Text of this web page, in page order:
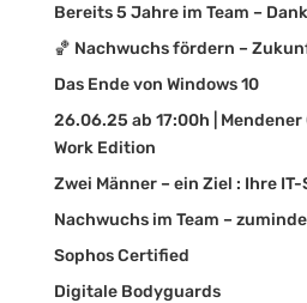
Bereits 5 Jahre im Team –
🏀 Nachwuchs fördern –
Das Ende von Windows 10
26.06.25 ab 17:00h |
Work Edition
Zwei Männer – ein Ziel : Ihre
Nachwuchs im Team –
Sophos Certified
Digitale Bodyguards